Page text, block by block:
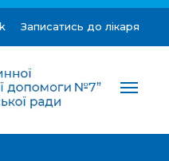
Записатись до лікаря
допомоги №7"